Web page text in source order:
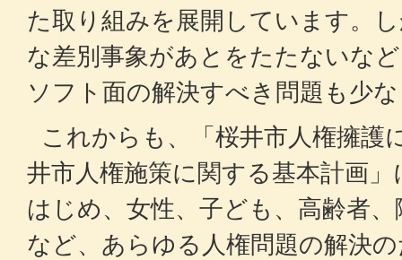
た取り組みを展開しています。
な差別事象があとをたたないな
ソフト面の解決すべき問題も少
これからも、「桜井市人権擁護
井市人権施策に関する基本計画
はじめ、女性、子ども、高齢者
など、あらゆる人権問題の解決